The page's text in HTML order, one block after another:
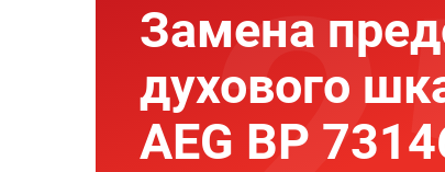
Замена
духового
AEG BP